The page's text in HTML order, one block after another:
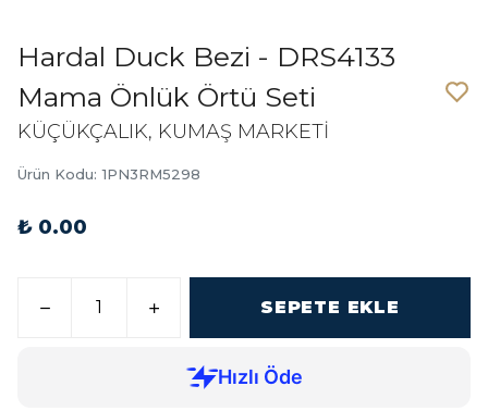
Hardal Duck Bezi - DRS4133
Mama Önlük Örtü Seti
KÜÇÜKÇALIK, KUMAŞ MARKETİ
Ürün Kodu: 1PN3RM5298
₺ 0.00
SEPETE EKLE